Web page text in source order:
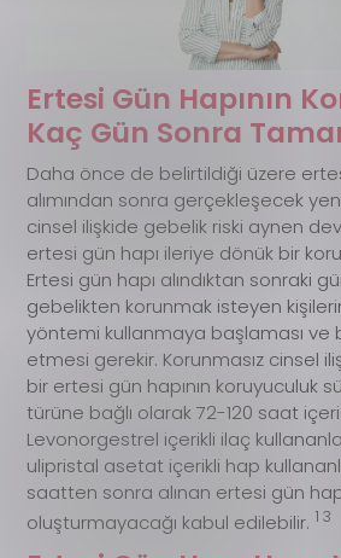
Ertesi Gün Hapının
Kaç Gün Sonra
Daha önce de belirtildiği üzere
alımından sonra gerçekleşecek
cinsel ilişkide gebelik riski aynen
ertesi gün hapı ileriye dönük bir
Ertesi gün hapı alındıktan sonraki
gebelikten korunmak isteyen
yöntemi kullanmaya başlaması ve
etmesi gerekir. Korunmasız cinsel
bir ertesi gün hapının koruyuculuk
türüne bağlı olarak 72-120 saat
Levonorgestrel içerikli ilaç
ulipristal asetat içerikli hap
saatten sonra alınan ertesi gün
oluşturmayacağı kabul edilebilir. 1 3